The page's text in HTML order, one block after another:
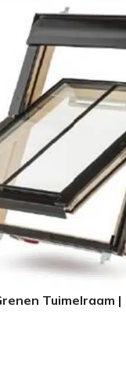
Tuimelraam |